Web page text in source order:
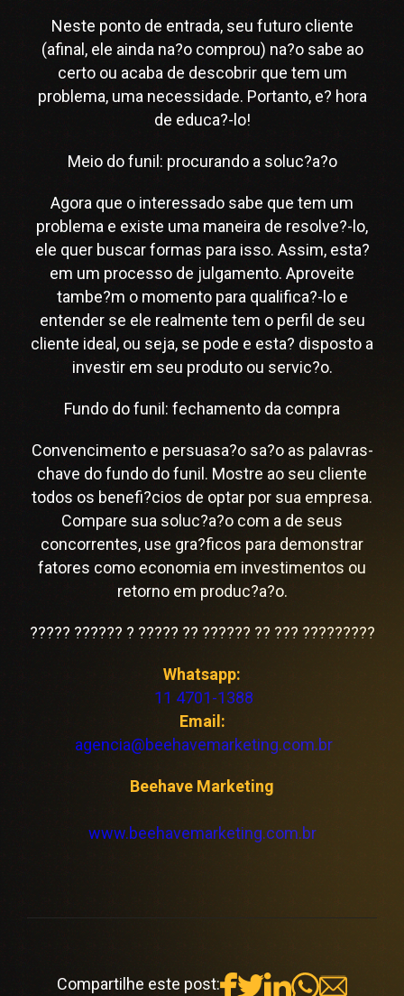
Neste ponto de entrada, seu futuro cliente
(afinal, ele ainda na?o comprou) na?o sabe ao
certo ou acaba de descobrir que tem um
problema, uma necessidade. Portanto, e? hora
de educa?-lo!
Meio do funil: procurando a soluc?a?o
Agora que o interessado sabe que tem um
problema e existe uma maneira de resolve?-lo,
ele quer buscar formas para isso. Assim, esta?
em um processo de julgamento. Aproveite
tambe?m o momento para qualifica?-lo e
entender se ele realmente tem o perfil de seu
cliente ideal, ou seja, se pode e esta? disposto a
investir em seu produto ou servic?o.
Fundo do funil: fechamento da compra
Convencimento e persuasa?o sa?o as palavras-
chave do fundo do funil. Mostre ao seu cliente
todos os benefi?cios de optar por sua empresa.
Compare sua soluc?a?o com a de seus
concorrentes, use gra?ficos para demonstrar
fatores como economia em investimentos ou
retorno em produc?a?o.
????? ?????? ? ????? ?? ?????? ?? ??? ?????????
Whatsapp:
11 4701-1388
Email:
agencia@beehavemarketing.com.br
Beehave Marketing
www.beehavemarketing.com.br
Compartilhe este post: